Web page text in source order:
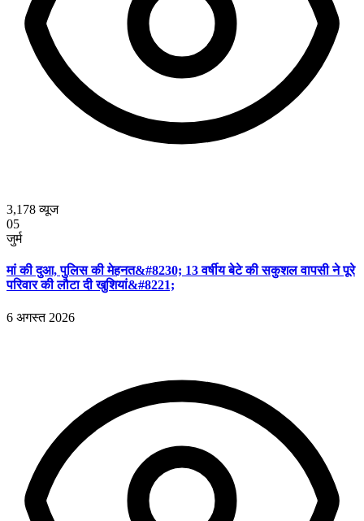
3,178व्यूज
05
जुर्म
मां की दुआ, पुलिस की मेहनत&#8230; 13 वर्षीय बेटे की सकुशल वापसी ने पूरे
परिवार की लौटा दी खुशियां&#8221;
6 अगस्त 2026